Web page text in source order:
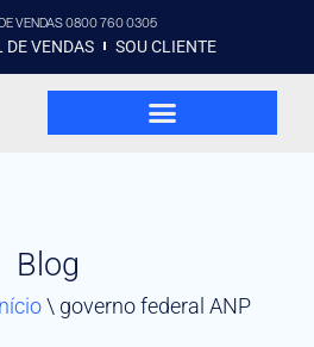
VENDAS 0800 760 0305
DE VENDAS SOU CLIENTE
Blog
\ governo federal ANP